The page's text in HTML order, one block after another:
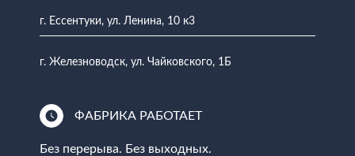
г. Ессентуки, ул. Ленина, 10 к3
г. Железноводск, ул. Чайковского, 1Б
ФАБРИКА РАБОТАЕТ
Без перерыва. Без выходных.